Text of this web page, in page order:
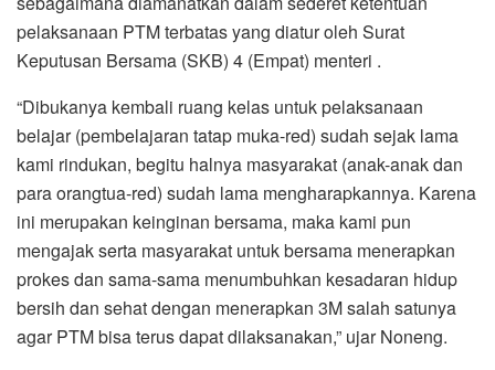
pelaksanaan PTM terbatas yang diatur oleh Surat
Keputusan Bersama (SKB) 4 (Empat) menteri .
“Dibukanya kembali ruang kelas untuk pelaksanaan
belajar (pembelajaran tatap muka-red) sudah sejak lama
kami rindukan, begitu halnya masyarakat (anak-anak dan
para orangtua-red) sudah lama mengharapkannya. Karena
ini merupakan keinginan bersama, maka kami pun
mengajak serta masyarakat untuk bersama menerapkan
prokes dan sama-sama menumbuhkan kesadaran hidup
bersih dan sehat dengan menerapkan 3M salah satunya
agar PTM bisa terus dapat dilaksanakan,” ujar Noneng.